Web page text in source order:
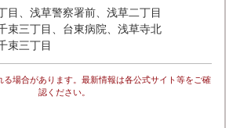
目、浅草警察署前、浅草二丁目
束三丁目、台東病院、浅草寺北
束三丁目
場合があります。最新情報は各公式サイト等をご確
認ください。